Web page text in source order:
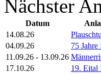
Nächster
Datum
14.08.26
04.09.26
75 Jahre
11.09.26 - 13.09.26
17.10.26
19. Eital